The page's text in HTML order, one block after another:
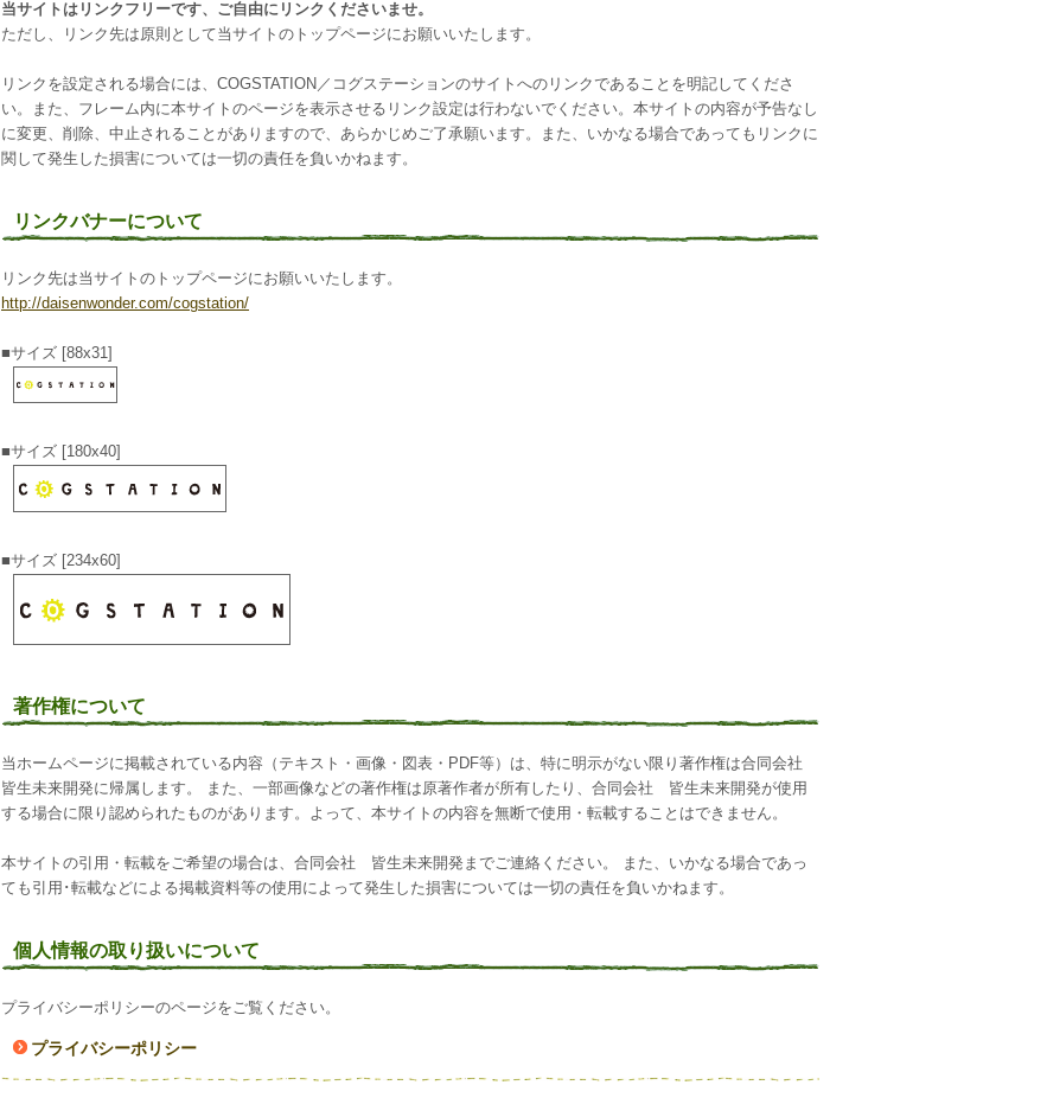
当サイトはリンクフリーです、ご自由にリンクくださいませ。
ただし、リンク先は原則として当サイトのトップページにお願いいたします。
リンクを設定される場合には、COGSTATION／コグステーションのサイトへのリンクであることを明記してくださ
い。また、フレーム内に本サイトのページを表示させるリンク設定は行わないでください。本サイトの内容が予告なし
に変更、削除、中止されることがありますので、あらかじめご了承願います。また、いかなる場合であってもリンクに
関して発生した損害については一切の責任を負いかねます。
リンクバナーについて
リンク先は当サイトのトップページにお願いいたします。
http://daisenwonder.com/cogstation/
■サイズ [88x31]
■サイズ [180x40]
■サイズ [234x60]
著作権について
当ホームページに掲載されている内容（テキスト・画像・図表・PDF等）は、特に明示がない限り著作権は合同会社
皆生未来開発に帰属します。 また、一部画像などの著作権は原著作者が所有したり、合同会社 皆生未来開発が使用
する場合に限り認められたものがあります。よって、本サイトの内容を無断で使用・転載することはできません。
本サイトの引用・転載をご希望の場合は、合同会社 皆生未来開発までご連絡ください。 また、いかなる場合であっ
ても引用･転載などによる掲載資料等の使用によって発生した損害については一切の責任を負いかねます。
個人情報の取り扱いについて
プライバシーポリシーのページをご覧ください。
プライバシーポリシー